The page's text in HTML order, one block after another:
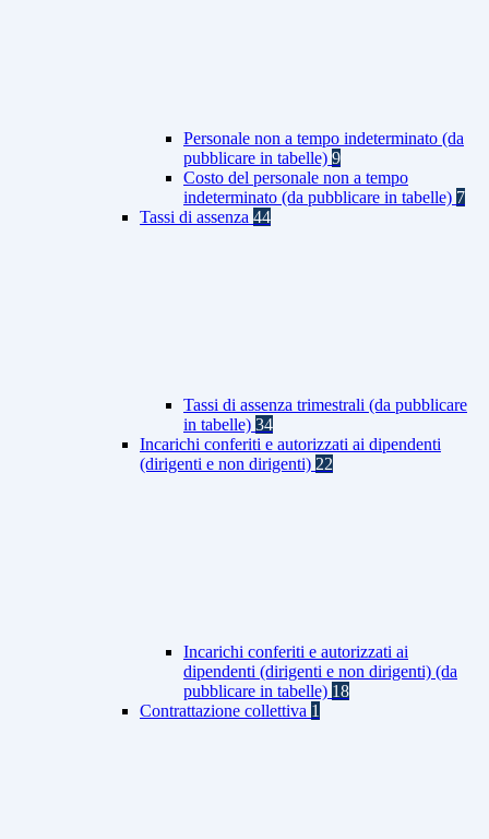
Personale non a tempo indeterminato (da
pubblicare in tabelle) 9
Costo del personale non a tempo
indeterminato (da pubblicare in tabelle) 7
Tassi di assenza 44
Tassi di assenza trimestrali (da pubblicare
in tabelle) 34
Incarichi conferiti e autorizzati ai dipendenti
(dirigenti e non dirigenti) 22
Incarichi conferiti e autorizzati ai
dipendenti (dirigenti e non dirigenti) (da
pubblicare in tabelle) 18
Contrattazione collettiva 1